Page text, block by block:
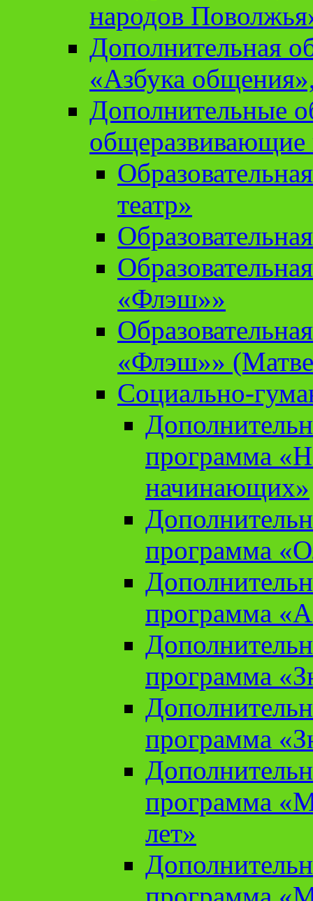
народов
Дополнительная
«Азбука
Дополнительные
театр»
«Флэш»»
«Флэш»»
Социально-
программа
начинающих»
программа
программа
программа
программа
программа
лет»